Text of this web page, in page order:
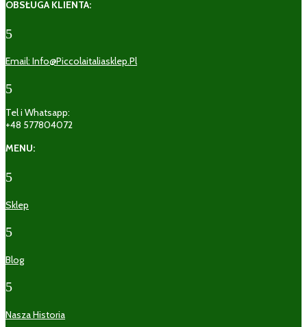
OBSŁUGA KLIENTA:
5
Email: Info@piccolaitaliasklep.pl
5
Tel i Whatsapp:
+48 577804072
MENU:
5
Sklep
5
Blog
5
Nasza Historia